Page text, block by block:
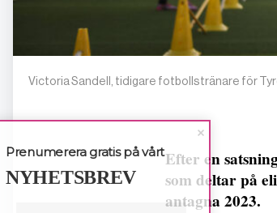
Victoria Sandell, tidigare fotbollstränare för
Efter en
som deltar på
antagna 2023.
Prenumerera gratis på vårt
NYHETSBREV